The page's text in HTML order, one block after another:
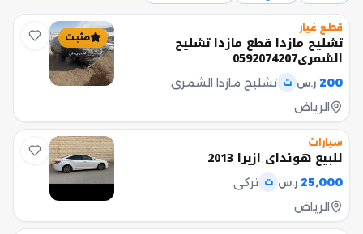
مثبت
قطع غيار
تشليح مازدا قطع مازدا تشليح
الشمري0592074207
200 ر.س ت تشليح مازدا الشمري
الرياض
سيارات
للبيع هونداي ازيرا 2013
25,000 ر.س ت تركي
الرياض